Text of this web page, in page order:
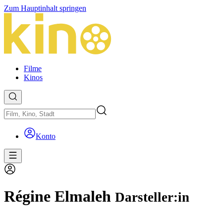
Zum Hauptinhalt springen
Filme
Kinos
Konto
Régine Elmaleh Darsteller:in